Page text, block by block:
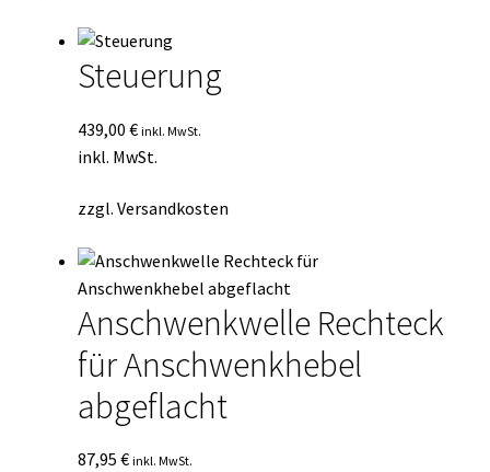
Mein Konto
Mein Konto
Warenkorb
Steuerung
439,00 € inkl. MwSt.
inkl. MwSt.
zzgl. Versandkosten
Anschwenkwelle Rechteck
für Anschwenkhebel
abgeflacht
87,95 € inkl. MwSt.